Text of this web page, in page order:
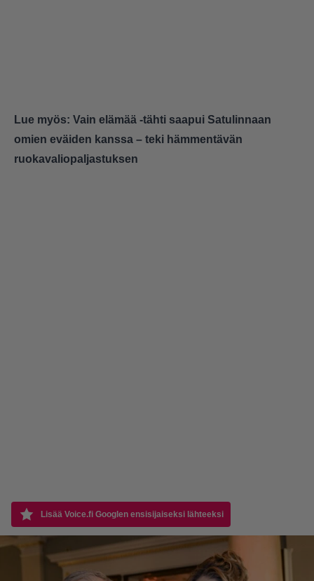
Lue myös: Vain elämää -tähti saapui Satulinnaan
omien eväiden kanssa – teki hämmentävän
ruokavaliopaljastuksen
Lisää Voice.fi Googlen ensisijaiseksi lähteeksi